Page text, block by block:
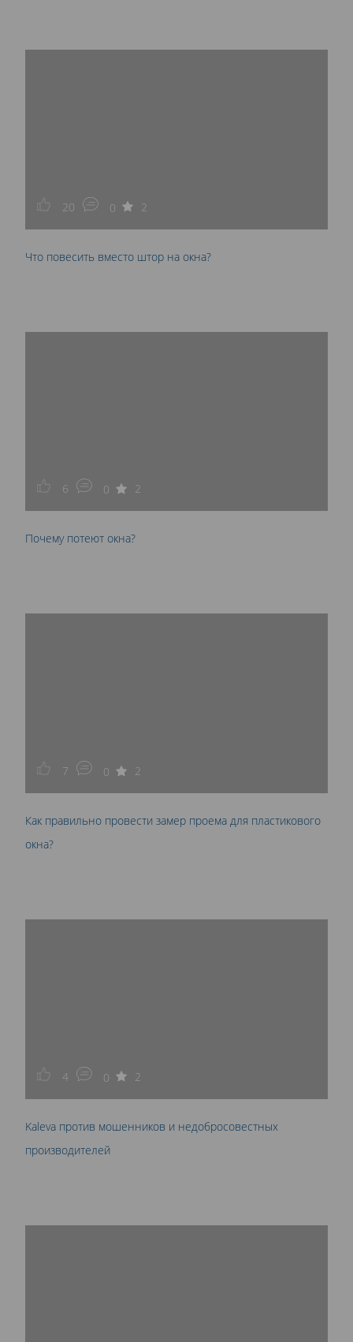
20 0 2
Что повесить вместо штор на окна?
6 0 2
Почему потеют окна?
7 0 2
Как правильно провести замер проема для пластикового
окна?
4 0 2
Kaleva против мошенников и недобросовестных
производителей